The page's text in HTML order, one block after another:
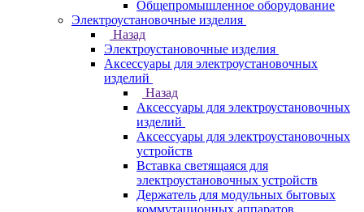
Общепромышленное оборудование
Электроустановочные изделия
Назад
Электроустановочные изделия
Аксессуары для электроустановочных
изделий
Назад
Аксессуары для электроустановочных
изделий
Аксессуары для электроустановочных
устройств
Вставка светящаяся для
электроустановочных устройств
Держатель для модульных бытовых
коммутационных аппаратов